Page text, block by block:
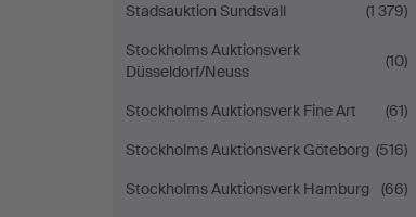
Stadsauktion Sundsvall
(1 379)
Stockholms Auktionsverk
Düsseldorf/Neuss
(10)
Stockholms Auktionsverk Fine Art
(61)
Stockholms Auktionsverk Göteborg (516)
Stockholms Auktionsverk Hamburg
(66)